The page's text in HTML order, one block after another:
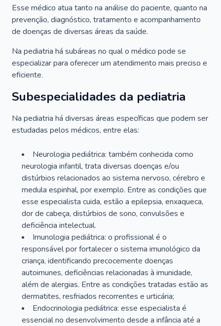
Esse médico atua tanto na análise do paciente, quanto na
prevenção, diagnóstico, tratamento e acompanhamento
de doenças de diversas áreas da saúde.
Na pediatria há subáreas no qual o médico pode se
especializar para oferecer um atendimento mais preciso e
eficiente.
Subespecialidades da pediatria
Na pediatria há diversas áreas específicas que podem ser
estudadas pelos médicos, entre elas:
Neurologia pediátrica: também conhecida como
neurologia infantil, trata diversas doenças e/ou
distúrbios relacionados ao sistema nervoso, cérebro e
medula espinhal, por exemplo. Entre as condições que
esse especialista cuida, estão a epilepsia, enxaqueca,
dor de cabeça, distúrbios de sono, convulsões e
deficiência intelectual.
Imunologia pediátrica: o profissional é o
responsável por fortalecer o sistema imunológico da
criança, identificando precocemente doenças
autoimunes, deficiências relacionadas à imunidade,
além de alergias. Entre as condições tratadas estão as
dermatites, resfriados recorrentes e urticária;
Endocrinologia pediátrica: esse especialista é
essencial no desenvolvimento desde a infância até a